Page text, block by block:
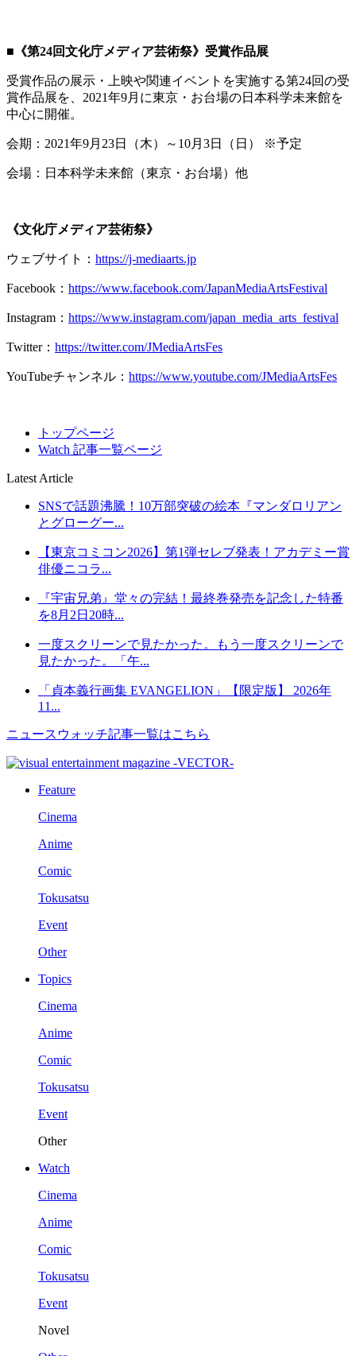
■《第24回文化庁メディア芸術祭》受賞作品展
受賞作品の展示・上映や関連イベントを実施する第24回の受
賞作品展を、2021年9月に東京・お台場の日本科学未来館を
中心に開催。
会期：2021年9月23日（木）～10月3日（日） ※予定
会場：日本科学未来館（東京・お台場）他
《文化庁メディア芸術祭》
ウェブサイト： https://j-mediaarts.jp
Facebook： https://www.facebook.com/JapanMediaArtsFestival
Instagram： https://www.instagram.com/japan_media_arts_festival
Twitter： https://twitter.com/JMediaArtsFes
YouTubeチャンネル： https://www.youtube.com/JMediaArtsFes
トップページ
Watch 記事一覧ページ
Latest Article
SNSで話題沸騰！10万部突破の絵本『マンダロリアン
とグローグー...
【東京コミコン2026】第1弾セレブ発表！アカデミー賞
俳優ニコラ...
『宇宙兄弟』堂々の完結！最終巻発売を記念した特番
を8月2日20時...
一度スクリーンで見たかった。もう一度スクリーンで
見たかった。「午...
「貞本義行画集 EVANGELION」【限定版】 2026年
11...
ニュースウォッチ記事一覧はこちら
Feature
Cinema
Anime
Comic
Tokusatsu
Event
Other
Topics
Cinema
Anime
Comic
Tokusatsu
Event
Other
Watch
Cinema
Anime
Comic
Tokusatsu
Event
Novel